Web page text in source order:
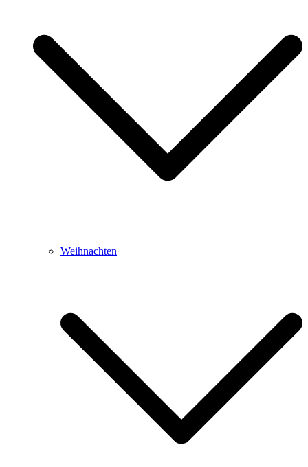
Weihnachten